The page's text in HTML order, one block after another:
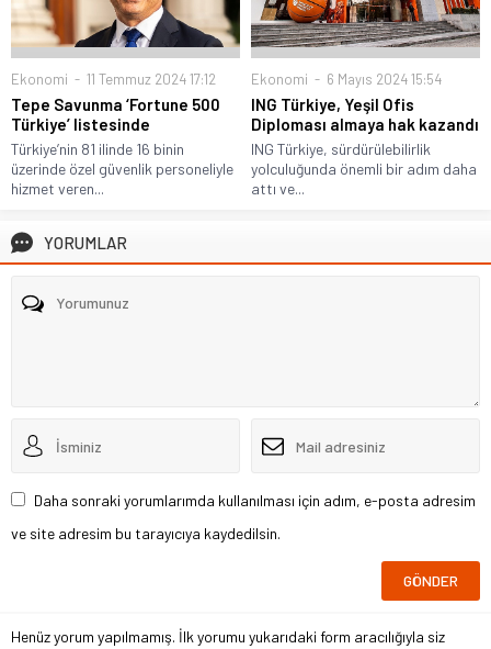
Ekonomi 11 Temmuz 2024 17:12
Tepe Savunma ‘Fortune 500
Türkiye’ listesinde
Türkiye’nin 81 ilinde 16 binin
üzerinde özel güvenlik personeliyle
hizmet veren...
Ekonomi 6 Mayıs 2024 15:54
ING Türkiye, Yeşil Ofis
Diploması almaya hak kazandı
ING Türkiye, sürdürülebilirlik
yolculuğunda önemli bir adım daha
attı ve...
YORUMLAR
Daha sonraki yorumlarımda kullanılması için adım, e-posta adresim
ve site adresim bu tarayıcıya kaydedilsin.
Henüz yorum yapılmamış. İlk yorumu yukarıdaki form aracılığıyla siz